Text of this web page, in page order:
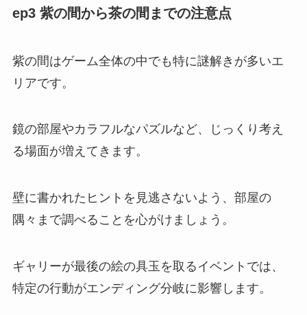
ep3 紫の間から茶の間までの注意点
紫の間はゲーム全体の中でも特に謎解きが多いエ
リアです。
鏡の部屋やカラフルなパズルなど、じっくり考え
る場面が増えてきます。
壁に書かれたヒントを見逃さないよう、部屋の
隅々まで調べることを心がけましょう。
ギャリーが最後の絵の具玉を取るイベントでは、
特定の行動がエンディング分岐に影響します。